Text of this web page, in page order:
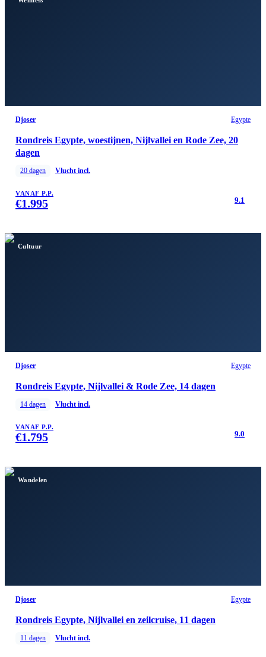
Djoser Egypte
Rondreis Egypte, woestijnen, Nijlvallei en Rode Zee, 20
dagen
20 dagen Vlucht incl.
VANAF P.P.
€1.995 9.1
Cultuur
Djoser Egypte
Rondreis Egypte, Nijlvallei & Rode Zee, 14 dagen
14 dagen Vlucht incl.
VANAF P.P.
€1.795 9.0
Wandelen
Djoser Egypte
Rondreis Egypte, Nijlvallei en zeilcruise, 11 dagen
11 dagen Vlucht incl.